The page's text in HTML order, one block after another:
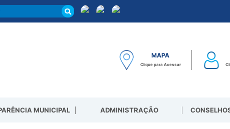
MAPA
Clique para Acessar
MUNICIPAL ADMINISTRAÇÃO